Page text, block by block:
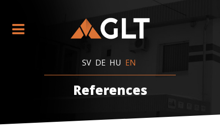
SV DE HU EN
References